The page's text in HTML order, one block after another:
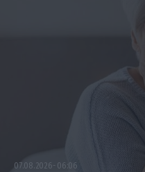
07.08.2026 06:06